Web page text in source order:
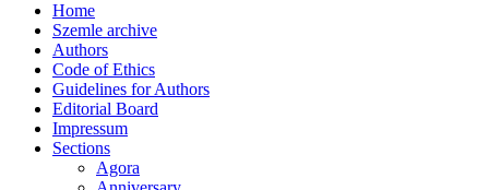
Home
Szemle archive
Authors
Code of Ethics
Guidelines for Authors
Editorial Board
Impressum
Sections
Agora